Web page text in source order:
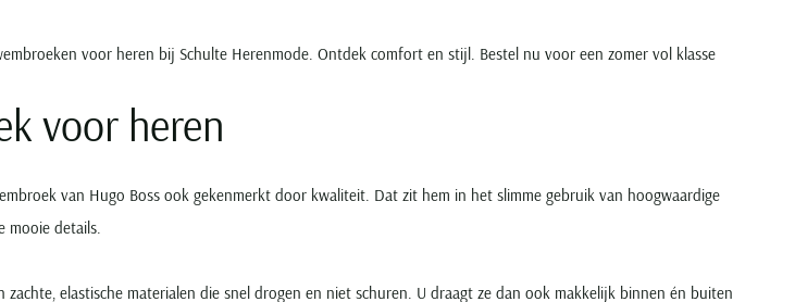
voor heren bij Schulte Herenmode. Ontdek comfort en stijl. Bestel nu voor een zomer vol klasse
voor heren
van Hugo Boss ook gekenmerkt door kwaliteit. Dat zit hem in het slimme gebruik van hoogwaardige
mooie details.
elastische materialen die snel drogen en niet schuren. U draagt ze dan ook makkelijk binnen én buiten